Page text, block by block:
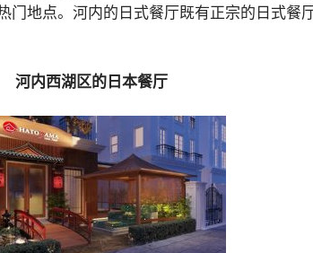
门地点。河内的日式餐厅既有正宗的日式餐
河内西湖区的日本餐厅